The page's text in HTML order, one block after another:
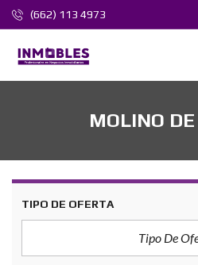
(662) 113 4973
MOLINO
TIPO DE OFERTA
Tipo De